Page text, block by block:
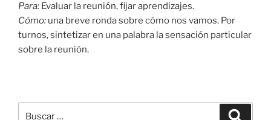
Para: Evaluar la reunión, fijar aprendizajes.
Cómo: una breve ronda sobre cómo nos vamos. Por
turnos, sintetizar en una palabra la sensación particular
sobre la reunión.